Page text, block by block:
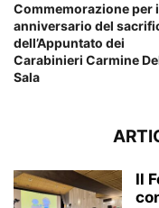
Commemorazione per
anniversario del
dell’Appuntato dei
Carabinieri Carmine
Sala
Il